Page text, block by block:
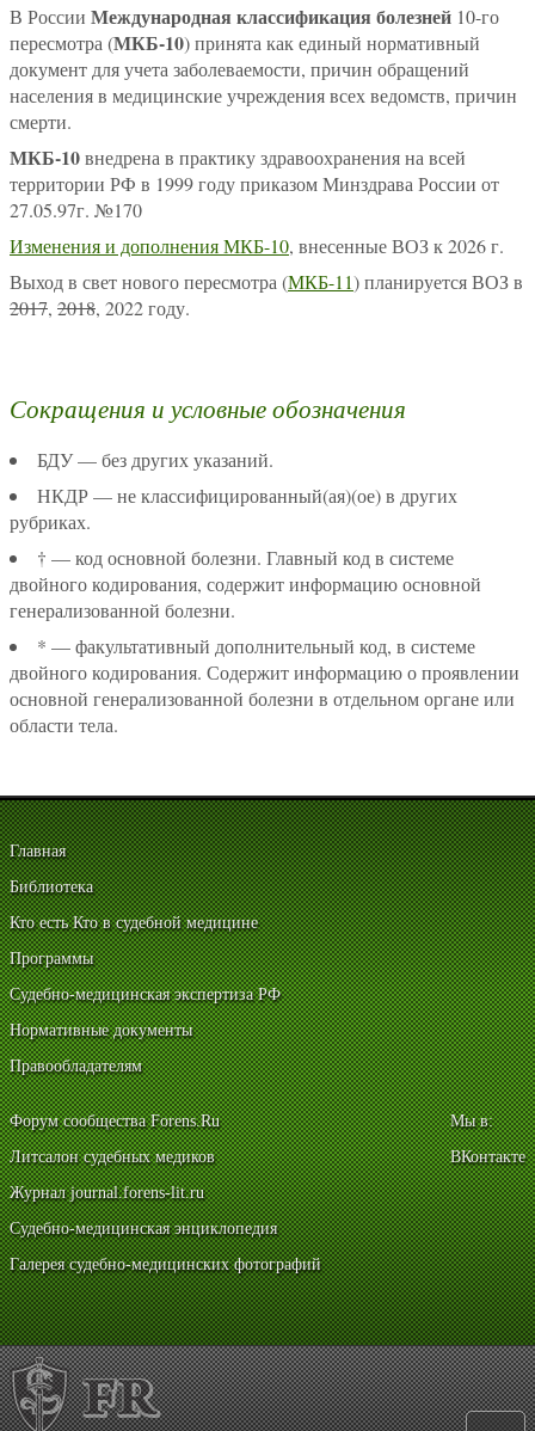
В России Международная классификация болезней 10-го
пересмотра (МКБ-10) принята как единый нормативный
документ для учета заболеваемости, причин обращений
населения в медицинские учреждения всех ведомств, причин
смерти.
МКБ-10внедрена в практику здравоохранения на всей
территории РФ в 1999 году приказом Минздрава России от
27.05.97г. №170
Изменения и дополнения МКБ-10, внесенные ВОЗ к 2026 г.
Выход в свет нового пересмотра (МКБ-11) планируется ВОЗ в
2017, 2018, 2022 году.
Сокращения и условные обозначения
БДУ — без других указаний.
НКДР — не классифицированный(ая)(ое) в других
рубриках.
† — код основной болезни. Главный код в системе
двойного кодирования, содержит информацию основной
генерализованной болезни.
* — факультативный дополнительный код, в системе
двойного кодирования. Содержит информацию о проявлении
основной генерализованной болезни в отдельном органе или
области тела.
Главная
Библиотека
Кто есть Кто в судебной медицине
Программы
Судебно-медицинская экспертиза РФ
Нормативные документы
Правообладателям
Форум сообщества Forens.Ru
Литсалон судебных медиков
Журнал journal.forens-lit.ru
Судебно-медицинская энциклопедия
Галерея судебно-медицинских фотографий
Мы в:
ВКонтакте